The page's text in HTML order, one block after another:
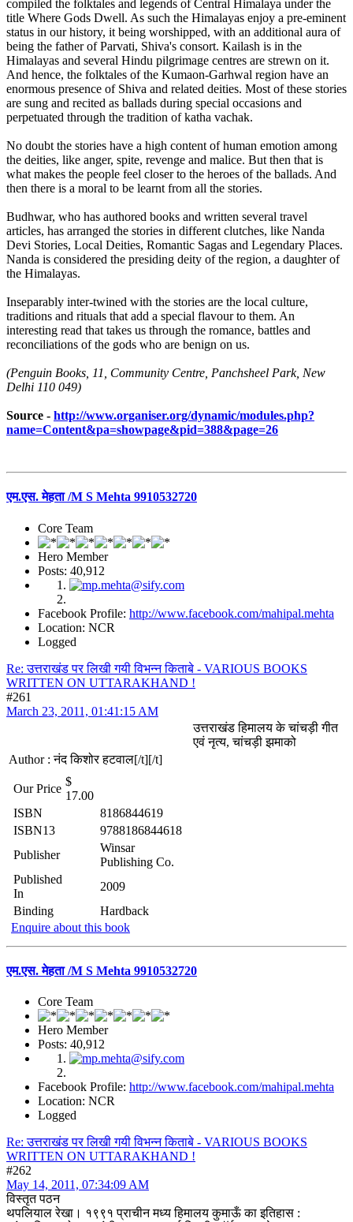
compiled the folktales and legends of Central Himalaya under the
title Where Gods Dwell. As such the Himalayas enjoy a pre-eminent
status in our history, it being worshipped, with an additional aura of
being the father of Parvati, Shiva's consort. Kailash is in the
Himalayas and several Hindu pilgrimage centres are strewn on it.
And hence, the folktales of the Kumaon-Garhwal region have an
enormous presence of Shiva and related deities. Most of these stories
are sung and recited as ballads during special occasions and
perpetuated through the tradition of katha vachak.
No doubt the stories have a high content of human emotion among
the deities, like anger, spite, revenge and malice. But then that is
what makes the people feel closer to the heroes of the ballads. And
then there is a moral to be learnt from all the stories.
Budhwar, who has authored books and written several travel
articles, has arranged the stories in different clutches, like Nanda
Devi Stories, Local Deities, Romantic Sagas and Legendary Places.
Nanda is considered the presiding deity of the region, a daughter of
the Himalayas.
Inseparably inter-twined with the stories are the local culture,
traditions and rituals that add a special flavour to them. An
interesting read that takes us through the romance, battles and
reconciliations of the gods who are benign on us.
(Penguin Books, 11, Community Centre, Panchsheel Park, New
Delhi 110 049)
Source - http://www.organiser.org/dynamic/modules.php?
name=Content&pa=showpage&pid=388&page=26
एम.एस. मेहता /M S Mehta 9910532720
Core Team
Hero Member
Posts: 40,912
Facebook Profile: http://www.facebook.com/mahipal.mehta
Location: NCR
Logged
Re: उत्तराखंड पर लिखी गयी विभन्न किताबे - VARIOUS BOOKS
WRITTEN ON UTTARAKHAND !
#261
March 23, 2011, 01:41:15 AM
उत्तराखंड हिमालय के चांचड़ी गीत
एवं नृत्य, चांचड़ी झमाको
Author : नंद किशोर हटवाल[/t][/t]
Our Price
$
17.00
ISBN
8186844619
ISBN13
9788186844618
Publisher
Winsar
Publishing Co.
Published
In
2009
Binding
Hardback
Enquire about this book
एम.एस. मेहता /M S Mehta 9910532720
Core Team
Hero Member
Posts: 40,912
Facebook Profile: http://www.facebook.com/mahipal.mehta
Location: NCR
Logged
Re: उत्तराखंड पर लिखी गयी विभन्न किताबे - VARIOUS BOOKS
WRITTEN ON UTTARAKHAND !
#262
May 14, 2011, 07:34:09 AM
विस्तृत पठन
थपलियाल रेखा। १९९१ प्राचीन मध्य हिमालय कुमाऊँ का इतिहास :